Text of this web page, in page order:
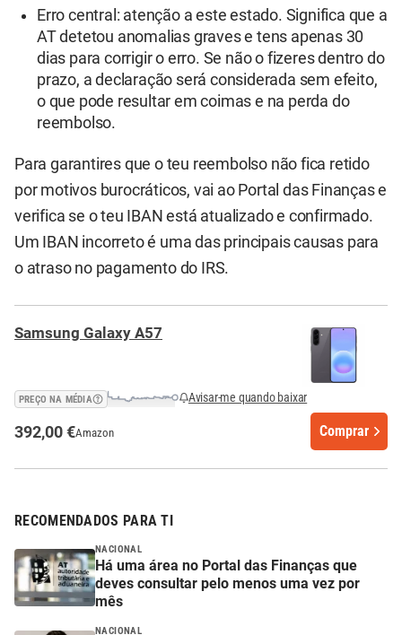
Erro central: atenção a este estado. Significa que a
AT detetou anomalias graves e tens apenas 30
dias para corrigir o erro. Se não o fizeres dentro do
prazo, a declaração será considerada sem efeito,
o que pode resultar em coimas e na perda do
reembolso.
Para garantires que o teu reembolso não fica retido
por motivos burocráticos, vai ao Portal das Finanças e
verifica se o teu IBAN está atualizado e confirmado.
Um IBAN incorreto é uma das principais causas para
o atraso no pagamento do IRS.
Samsung Galaxy A57
PREÇO NA MÉDIA Avisar-me quando baixar
392,00 €Amazon Comprar
RECOMENDADOS PARA TI
NACIONAL
Há uma área no Portal das Finanças que
deves consultar pelo menos uma vez por
mês
NACIONAL